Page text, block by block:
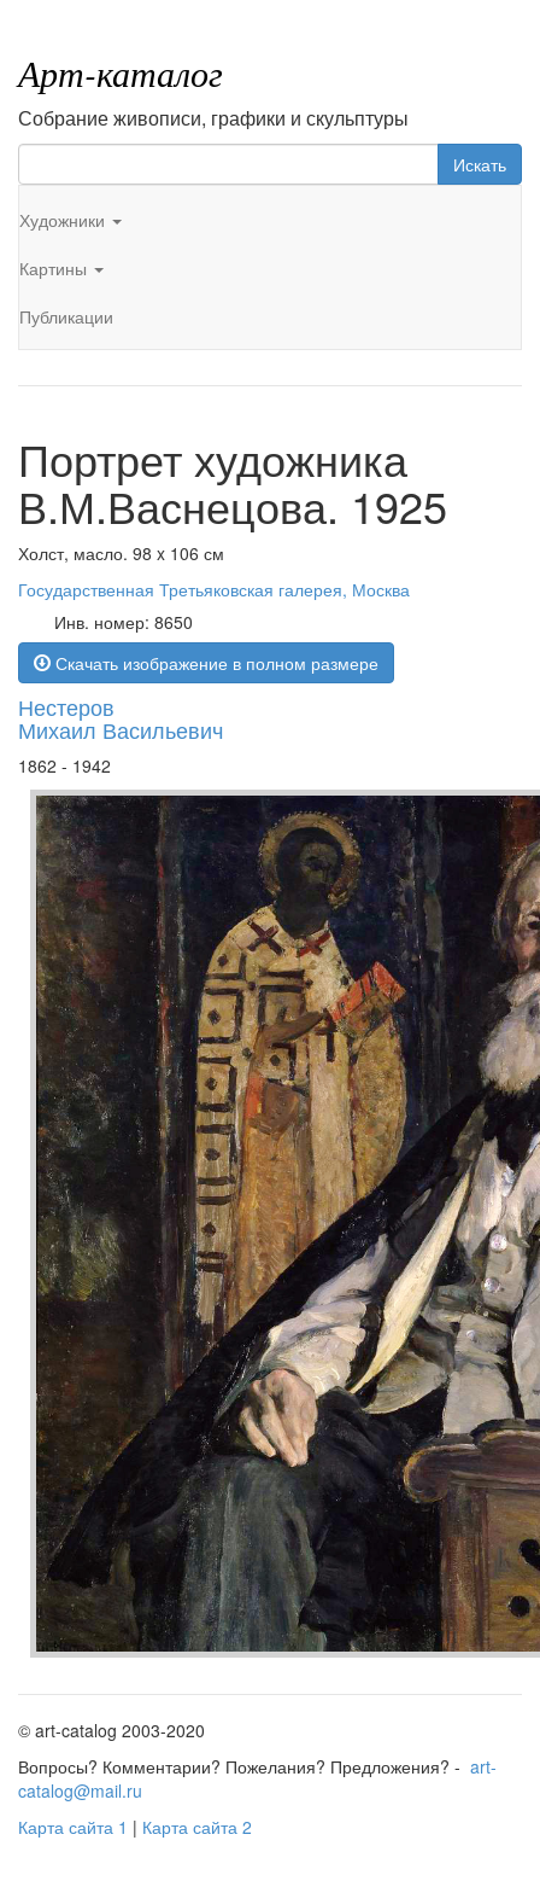
Арт-каталог
Собрание живописи, графики и скульптуры
Искать
Художники
Картины
Публикации
Портрет художника
В.М.Васнецова. 1925
Холст, масло. 98 x 106 см
Государственная Третьяковская галерея, Москва
Инв. номер: 8650
Скачать изображение в полном размере
Нестеров
Михаил Васильевич
1862 - 1942
© art-catalog 2003-2020
Вопросы? Комментарии? Пожелания? Предложения? - art-
catalog@mail.ru
Карта сайта 1 | Карта сайта 2